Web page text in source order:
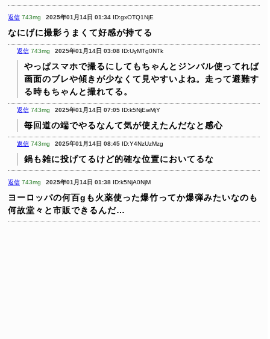
返信 743mg 2025年01月14日 01:34 ID:gxOTQ1NjE
なにげに撮影うまくて好感が持てる
返信 743mg 2025年01月14日 03:08 ID:UyMTg0NTk
やっぱスマホで撮るにしてもちゃんとジンバル使ってれば
画面のブレや傾きが少なくて見やすいよね。走って避難す
る時もちゃんと撮れてる。
返信 743mg 2025年01月14日 07:05 ID:k5NjEwMjY
毎回道の端でやるなんて気が使えたんだなと感心
返信 743mg 2025年01月14日 08:45 ID:Y4NzUzMzg
鍋も雑に投げてるけど的確な位置においてるな
返信 743mg 2025年01月14日 01:38 ID:k5NjA0NjM
ヨーロッパの何百gも火薬使った爆竹ってか爆弾みたいなのも
何故堂々と市販できるんだ…